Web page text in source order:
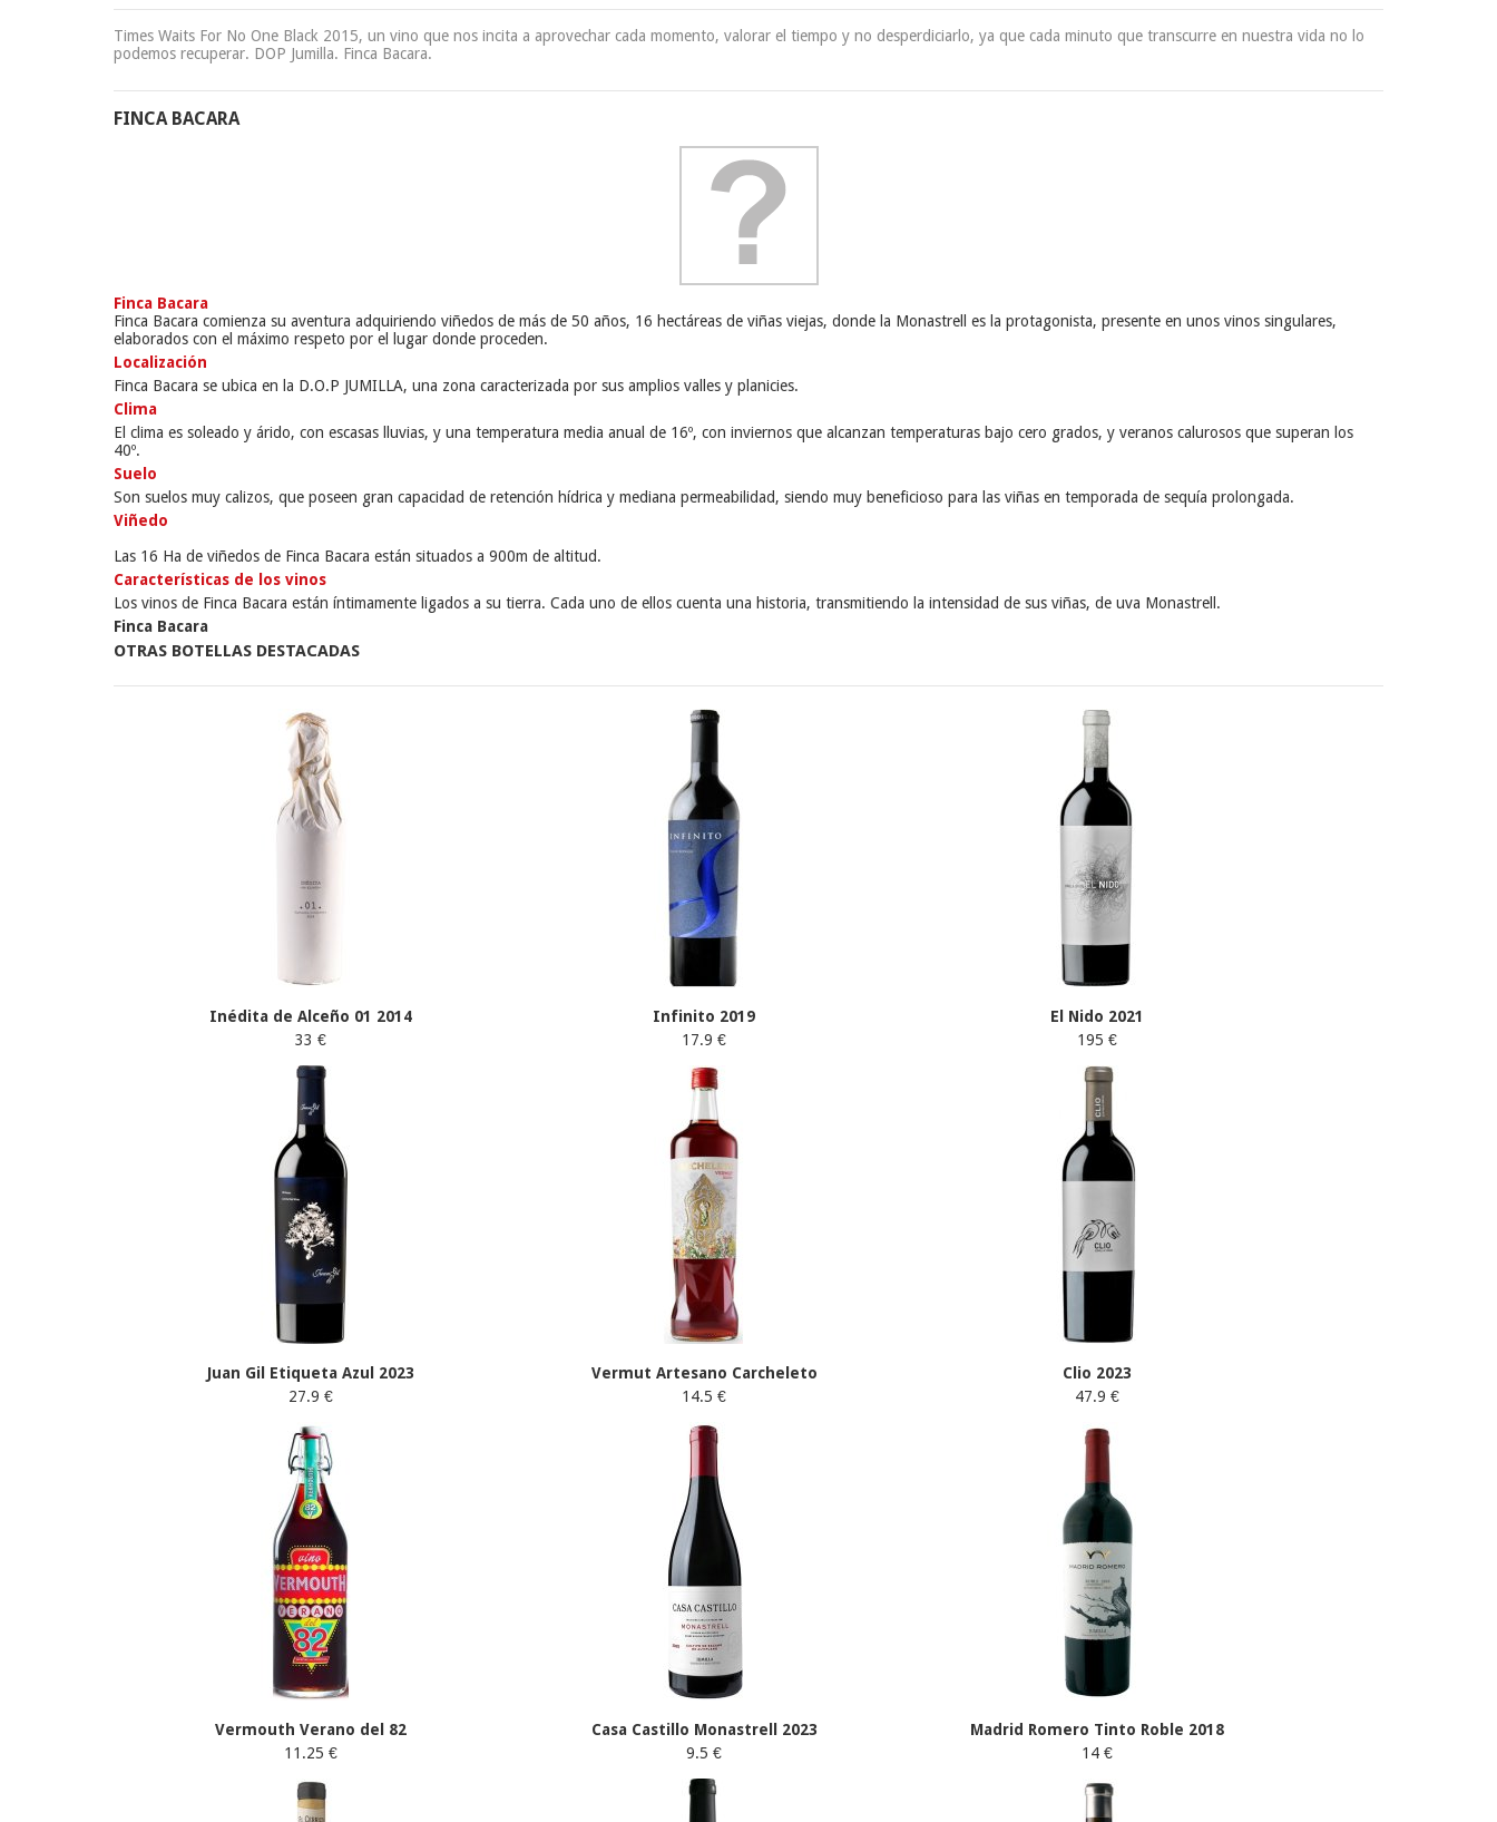
Times Waits For No One Black 2015, un vino que nos incita a aprovechar cada momento, valorar el tiempo y no desperdiciarlo, ya que cada minuto que transcurre en nuestra vida no lo
podemos recuperar. DOP Jumilla. Finca Bacara.
FINCA BACARA
Finca Bacara
Finca Bacara comienza su aventura adquiriendo viñedos de más de 50 años, 16 hectáreas de viñas viejas, donde la Monastrell es la protagonista, presente en unos vinos singulares,
elaborados con el máximo respeto por el lugar donde proceden.
Localización
Finca Bacara se ubica en la D.O.P JUMILLA, una zona caracterizada por sus amplios valles y planicies.
Clima
El clima es soleado y árido, con escasas lluvias, y una temperatura media anual de 16º, con inviernos que alcanzan temperaturas bajo cero grados, y veranos calurosos que superan los
40º.
Suelo
Son suelos muy calizos, que poseen gran capacidad de retención hídrica y mediana permeabilidad, siendo muy beneficioso para las viñas en temporada de sequía prolongada.
Viñedo
Las 16 Ha de viñedos de Finca Bacara están situados a 900m de altitud.
Características de los vinos
Los vinos de Finca Bacara están íntimamente ligados a su tierra. Cada uno de ellos cuenta una historia, transmitiendo la intensidad de sus viñas, de uva Monastrell.
Finca Bacara
OTRAS BOTELLAS DESTACADAS
Inédita de Alceño 01 2014
33 €
Infinito 2019
17.9 €
El Nido 2021
195 €
Juan Gil Etiqueta Azul 2023
27.9 €
Vermut Artesano Carcheleto
14.5 €
Clio 2023
47.9 €
Vermouth Verano del 82
11.25 €
Casa Castillo Monastrell 2023
9.5 €
Madrid Romero Tinto Roble 2018
14 €